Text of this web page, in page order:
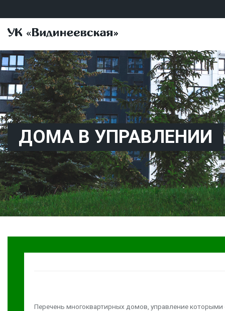
ДОМА В УПРАВЛЕНИИ
Перечень многоквартирных домов, управление